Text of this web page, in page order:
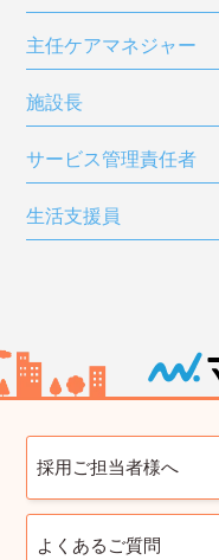
主任ケアマネジャー
施設長
サービス管理責任者
生活支援員
採用ご担当者様へ
よくあるご質問